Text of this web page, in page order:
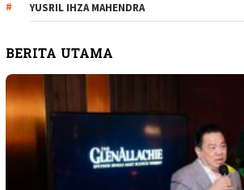
YUSRIL IHZA MAHENDRA
BERITA UTAMA